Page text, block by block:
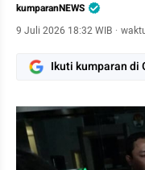
kumparanNEWS
9 Juli 2026 18:32 WIB ·
Ikuti kumparan di